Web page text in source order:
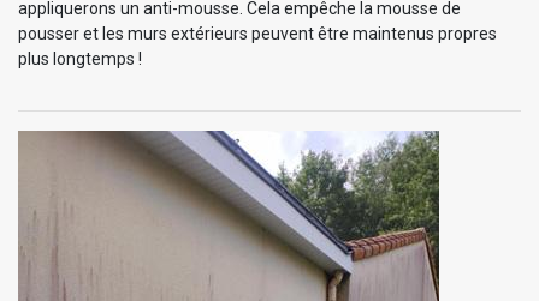
appliquerons un anti-mousse. Cela empêche la mousse de
pousser et les murs extérieurs peuvent être maintenus propres
plus longtemps !